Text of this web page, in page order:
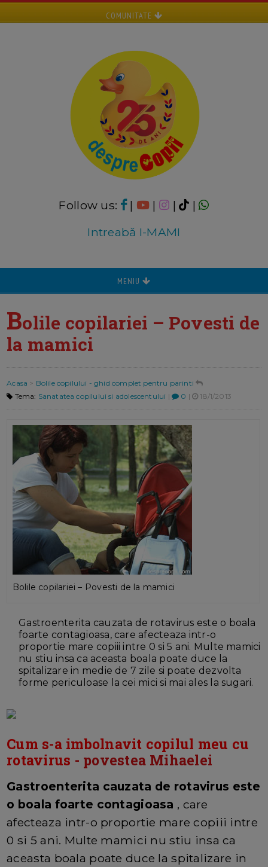
COMUNITATE
Follow us: | | |
|
Intreabă I-MAMI
MENIU
Bolile copilariei – Povesti de
la mamici
Acasa > Bolile copilului - ghid complet pentru parinti
Tema: Sanatatea copilului si adolescentului | 0 | 18/1/2013
Bolile copilariei – Povesti de la mamici
Gastroenterita cauzata de rotavirus este o boala
foarte contagioasa, care afecteaza intr-o
proportie mare copiii intre 0 si 5 ani. Multe mamici
nu stiu insa ca aceasta boala poate duce la
spitalizare in medie de 7 zile si poate dezvolta
forme periculoase la cei mici si mai ales la sugari.
Cum s-a imbolnavit copilul meu cu
rotavirus - povestea Mihaelei
Gastroenterita cauzata de rotavirus este
o boala foarte contagioasa , care
afecteaza intr-o proportie mare copiii intre
0 si 5 ani. Multe mamici nu stiu insa ca
aceasta boala poate duce la spitalizare in